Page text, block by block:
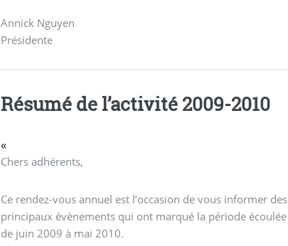
Annick Nguyen
Présidente
Résumé de l’activité 2009-2010
«
Chers adhérents,
Ce rendez-vous annuel est l’occasion de vous informer des
principaux évènements qui ont marqué la période écoulée
de juin 2009 à mai 2010.